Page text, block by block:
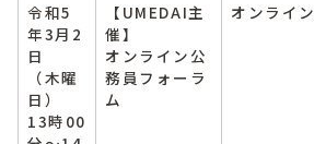
令和5
年3月2
日
（木曜
日）
13時00
【UMEDAI主
催】
オンライン公
務員フォーラ
ム
オンライン